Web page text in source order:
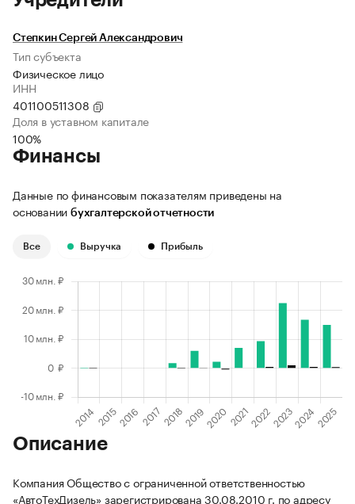
Степкин Сергей Александрович
Тип субъекта
Физическое лицо
ИНН
401100511308
Доля в уставном капитале
100%
Финансы
Данные по финансовым показателям приведены на
основании бухгалтерской отчетности
Все Выручка Прибыль
Описание
Компания Общество с ограниченной ответственностью
«АвтоТехДизель» зарегистрирована 30.08.2010 г. по адресу